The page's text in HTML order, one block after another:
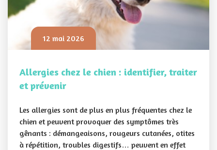
12 mai 2026
Allergies chez le chien : identifier, traiter
et prévenir
Les allergies sont de plus en plus fréquentes chez le
chien et peuvent provoquer des symptômes très
gênants : démangeaisons, rougeurs cutanées, otites
à répétition, troubles digestifs… peuvent en effet